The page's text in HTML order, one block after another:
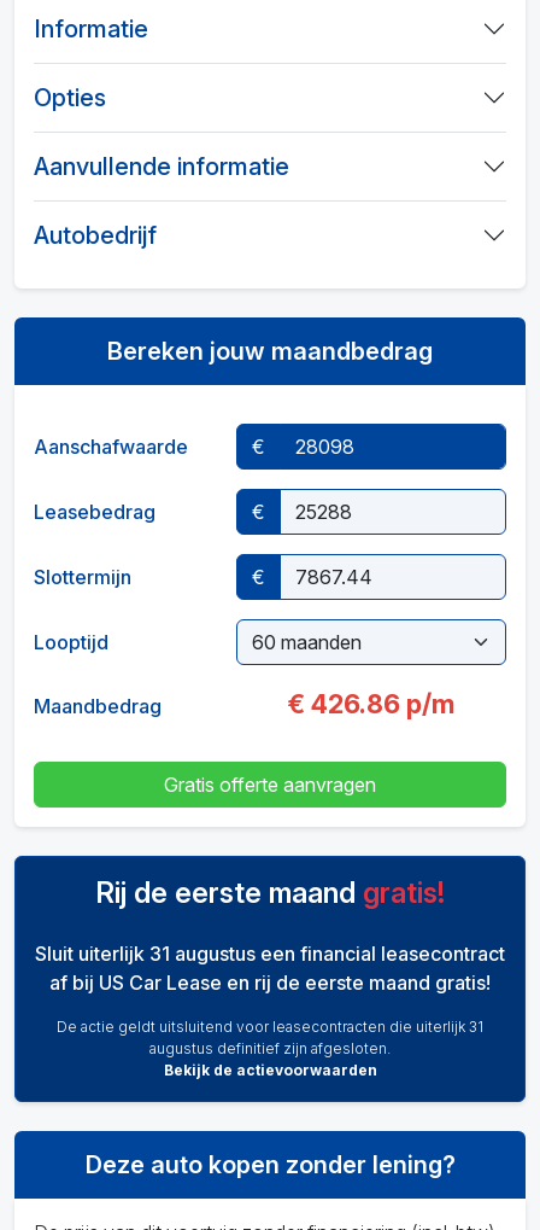
Informatie
Opties
Aanvullende informatie
Autobedrijf
Bereken jouw maandbedrag
Aanschafwaarde €
Leasebedrag €
Slottermijn €
Looptijd
Maandbedrag € 426.86 p/m
Gratis offerte aanvragen
Rij de eerste maand gratis!
Sluit uiterlijk 31 augustus een financial leasecontract
af bij US Car Lease en rij de eerste maand gratis!
De actie geldt uitsluitend voor leasecontracten die uiterlijk 31
augustus definitief zijn afgesloten.
Bekijk de actievoorwaarden
Deze auto kopen zonder lening?